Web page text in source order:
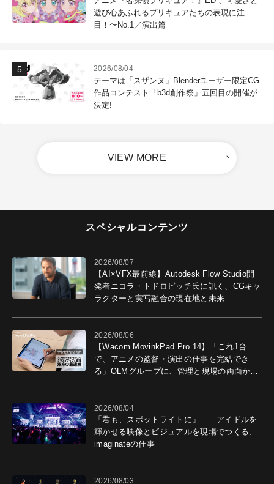
遊び心あふれるプリキュアたちの表現に注
目！〜No.1／演出篇
2026/08/04
テーマは「スザンヌ」Blenderユーザー限定CG
作品コンテスト「b3d創作祭」五回目の開催が
決定!
VIEW MORE
スペシャルコンテンツ
2026/08/07
【AI×VFX最前線】Autodesk Flow Studio開
発者ニコラ・トドロビッチ氏に訊く、CGキャ
ラクターと実写融合の現在地と未来
2026/08/06
【Wacom MovinkPad Pro 14】「これ1台
で、アニメの監督・演出の仕事を完結でき
る」OLMグループに、管理と現場の両面から
2026/08/04
「君も、スポットライトに」――アイドルを
輝かせる映像とビジュアルを現場でつくる、
imaginateの仕事
2026/08/03